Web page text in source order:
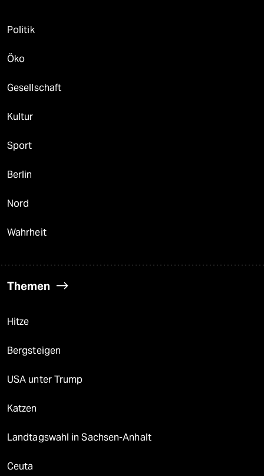
Politik
Öko
Gesellschaft
Kultur
Sport
Berlin
Nord
Wahrheit
Themen
Hitze
Bergsteigen
USA unter Trump
Katzen
Landtagswahl in Sachsen-Anhalt
Ceuta